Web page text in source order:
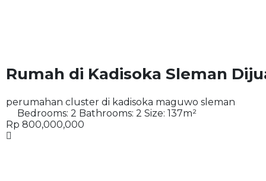
Rumah di Kadisoka Sleman
perumahan cluster di kadisoka maguwo sleman
Bedrooms: 2 Bathrooms: 2 Size: 137m²
Rp 800,000,000